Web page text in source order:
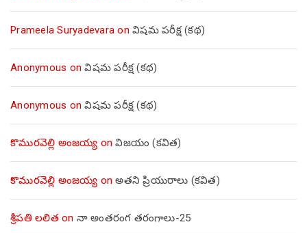
Prameela Suryadevara on విషమ పరీక్ష (క‌థ‌)
Anonymous onవిషమ పరీక్ష (క‌థ‌)
Anonymous onవిషమ పరీక్ష (క‌థ‌)
కొమురవెల్లి అంజయ్య onవిజయం (కవిత)
కొమురవెల్లి అంజయ్య onఅతని ప్రియురాలు (కవిత)
శ్రీపతి లలిత on నా అంతరంగ తరంగాలు-25